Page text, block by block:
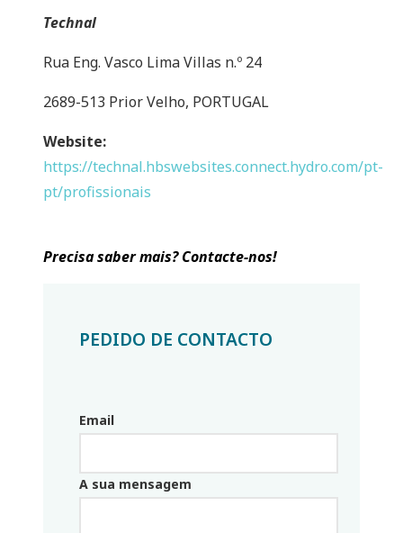
Technal
Rua Eng. Vasco Lima Villas n.º 24
2689-513 Prior Velho, PORTUGAL
Website:
https://technal.hbswebsites.connect.hydro.com/pt-
pt/profissionais
Precisa saber mais? Contacte-nos!
PEDIDO DE CONTACTO
Email
Email_parceiro
A sua mensagem